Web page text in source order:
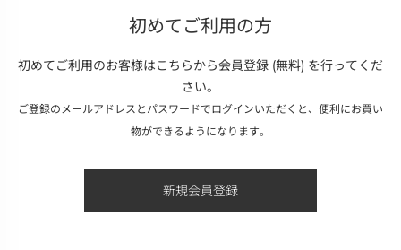
初めてご利用の方
初めてご利用のお客様はこちらから会員登録 (無料) を行ってくだ
さい。
ご登録のメールアドレスとパスワードでログインいただくと、便利にお買い
物ができるようになります。